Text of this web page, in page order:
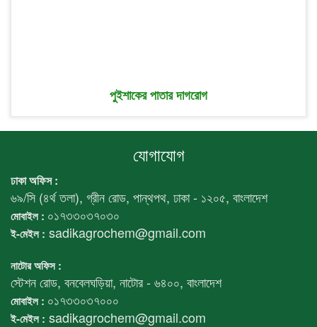
পুইশাকের পাতার দাগরোগ
যোগাযোগ
ঢাকা অফিস :
৬৯/সি (৪র্থ তলা), গ্রীন রোড, পান্থপথ, ঢাকা - ১২০৫, বাংলাদেশ
মোবাইল : ০১৭৩৩০৩৭০৩০
ই-মেইল : sadikagrochem@gmail.com
নাটোর অফিস :
স্টেশন রোড, বনবেলঘড়িয়া, নাটোর - ৬৪০০, বাংলাদেশ
মোবাইল : ০১৭৩৩০৩৭০০০
ই-মেইল : sadikagrochem@gmail.com